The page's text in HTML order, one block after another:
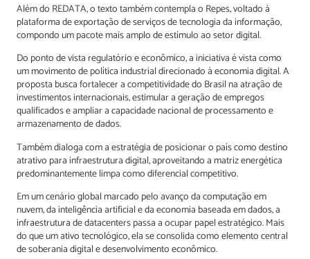
Além do REDATA, o texto também contempla o Repes, voltado à
plataforma de exportação de serviços de tecnologia da informação,
compondo um pacote mais amplo de estímulo ao setor digital.
Do ponto de vista regulatório e econômico, a iniciativa é vista como
um movimento de política industrial direcionado à economia digital. A
proposta busca fortalecer a competitividade do Brasil na atração de
investimentos internacionais, estimular a geração de empregos
qualificados e ampliar a capacidade nacional de processamento e
armazenamento de dados.
Também dialoga com a estratégia de posicionar o país como destino
atrativo para infraestrutura digital, aproveitando a matriz energética
predominantemente limpa como diferencial competitivo.
Em um cenário global marcado pelo avanço da computação em
nuvem, da inteligência artificial e da economia baseada em dados, a
infraestrutura de datacenters passa a ocupar papel estratégico. Mais
do que um ativo tecnológico, ela se consolida como elemento central
de soberania digital e desenvolvimento econômico.